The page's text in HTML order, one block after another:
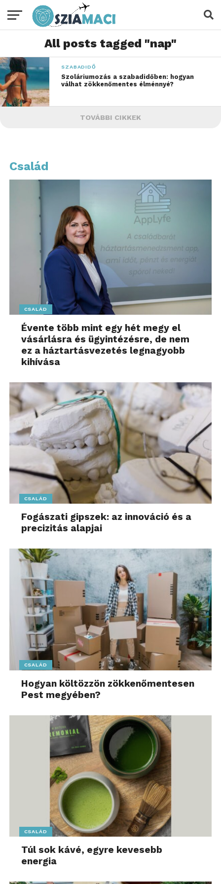
All posts tagged "nap"
SZABADIDŐ
Szoláriumozás a szabadidőben: hogyan
válhat zökkenőmentes élménnyé?
TOVÁBBI CIKKEK
Család
CSALÁD
Évente több mint egy hét megy el
vásárlásra és ügyintézésre, de nem
ez a háztartásvezetés legnagyobb
kihívása
CSALÁD
Fogászati gipszek: az innováció és a
precizitás alapjai
CSALÁD
Hogyan költözzön zökkenőmentesen
Pest megyében?
CSALÁD
Túl sok kávé, egyre kevesebb
energia